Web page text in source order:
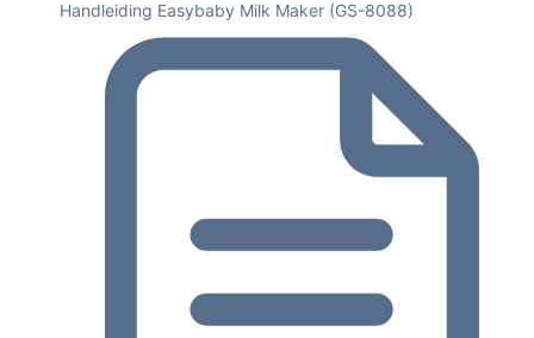
Handleiding Easybaby Milk Maker (GS-8088)